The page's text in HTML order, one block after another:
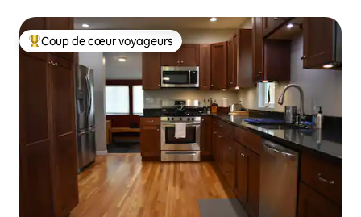
Coups de cœur voyageurs les plus appréciés
Coup de cœur voyageurs